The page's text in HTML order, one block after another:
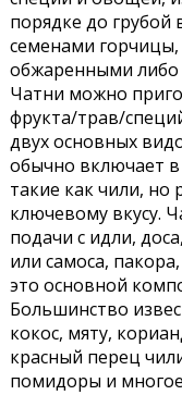
порядке до
семенами
обжаренными либо
Чатни можно
фрукта/трав/
двух основных
обычно включает в
такие как чили, но
ключевому вкусу.
подачи с идли,
или самоса,
это основной
Большинство
кокос, мяту,
красный перец
помидоры и многое